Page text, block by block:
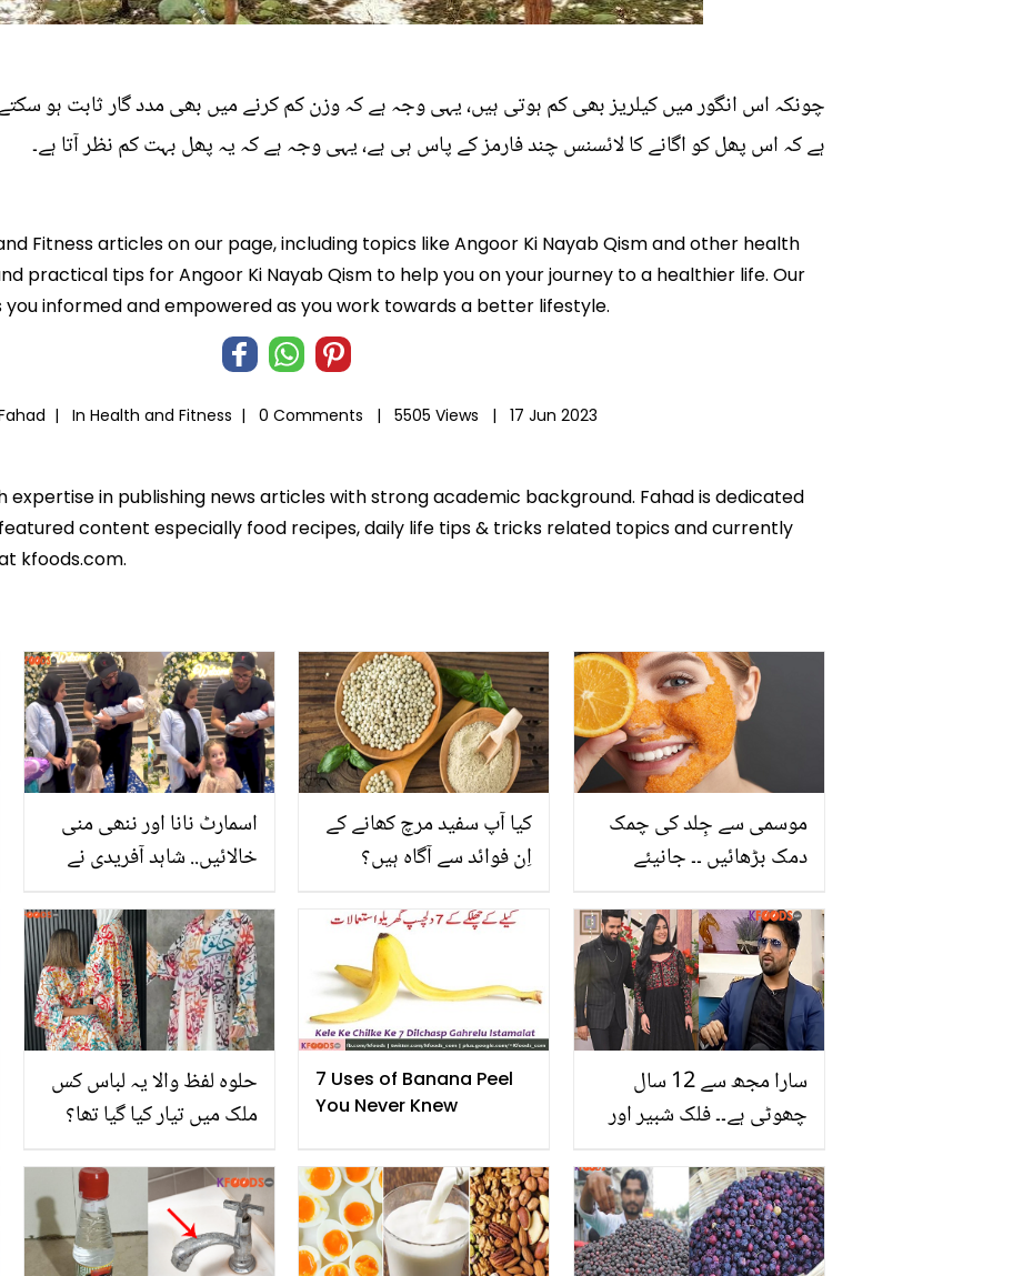
چونکہ اس انگور میں کیلریز بھی کم ہوتی ہیں، یہی وجہ ہے کہ وزن کم کرنے میں بھی مدد گار ثابت ہو
ہے کہ اس پھل کو اگانے کا لائسنس چند فارمز کے پاس ہی ہے، یہی وجہ ہے کہ یہ پھل بہت کم نظر آتا ہے۔
Fitness articles on our page, including topics like Angoor Ki Nayab Qism and other health
practical tips for Angoor Ki Nayab Qism to help you on your journey to a healthier life. Our
informed and empowered as you work towards a better lifestyle.
| In Health and Fitness | 0 Comments | 5505 Views | 17 Jun 2023
expertise in publishing news articles with strong academic background. Fahad is dedicated
content especially food recipes, daily life tips & tricks related topics and currently
kfoods.com.
اسمارٹ نانا اور ننھی منی
خالائیں.. شاہد آفریدی نے
لے کر ایسا کیا کہا جو لوگ
بھی تعریف کرنے لگے؟
کیا آپ سفید مرچ کھانے کے
اِن فوائد سے آگاہ ہیں؟
موسمی سے جِلد کی چمک
دمک بڑھائیں ۔۔ جانیئے
استعمال کرنے کا بہترین
طریقہ جو دے آپ کی جلد
کو ایک خوبصورت احساس
حلوہ لفظ والا یہ لباس کس
ملک میں تیار کیا گیا تھا؟
کا بیان سامنے آگیا
7 Uses of Banana Peel
You Never Knew
سارا مجھ سے 12 سال
چھوٹی ہے۔۔ فلک شبیر اور
متعلق چند دلچسپ باتیں